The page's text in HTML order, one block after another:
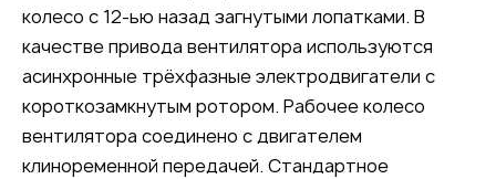
колесо с 12-ью назад загнутыми лопатками. В
качестве привода вентилятора используются
асинхронные трёхфазные электродвигатели с
короткозамкнутым ротором. Рабочее колесо
вентилятора соединено с двигателем
клиноременной передачей. Стандартное